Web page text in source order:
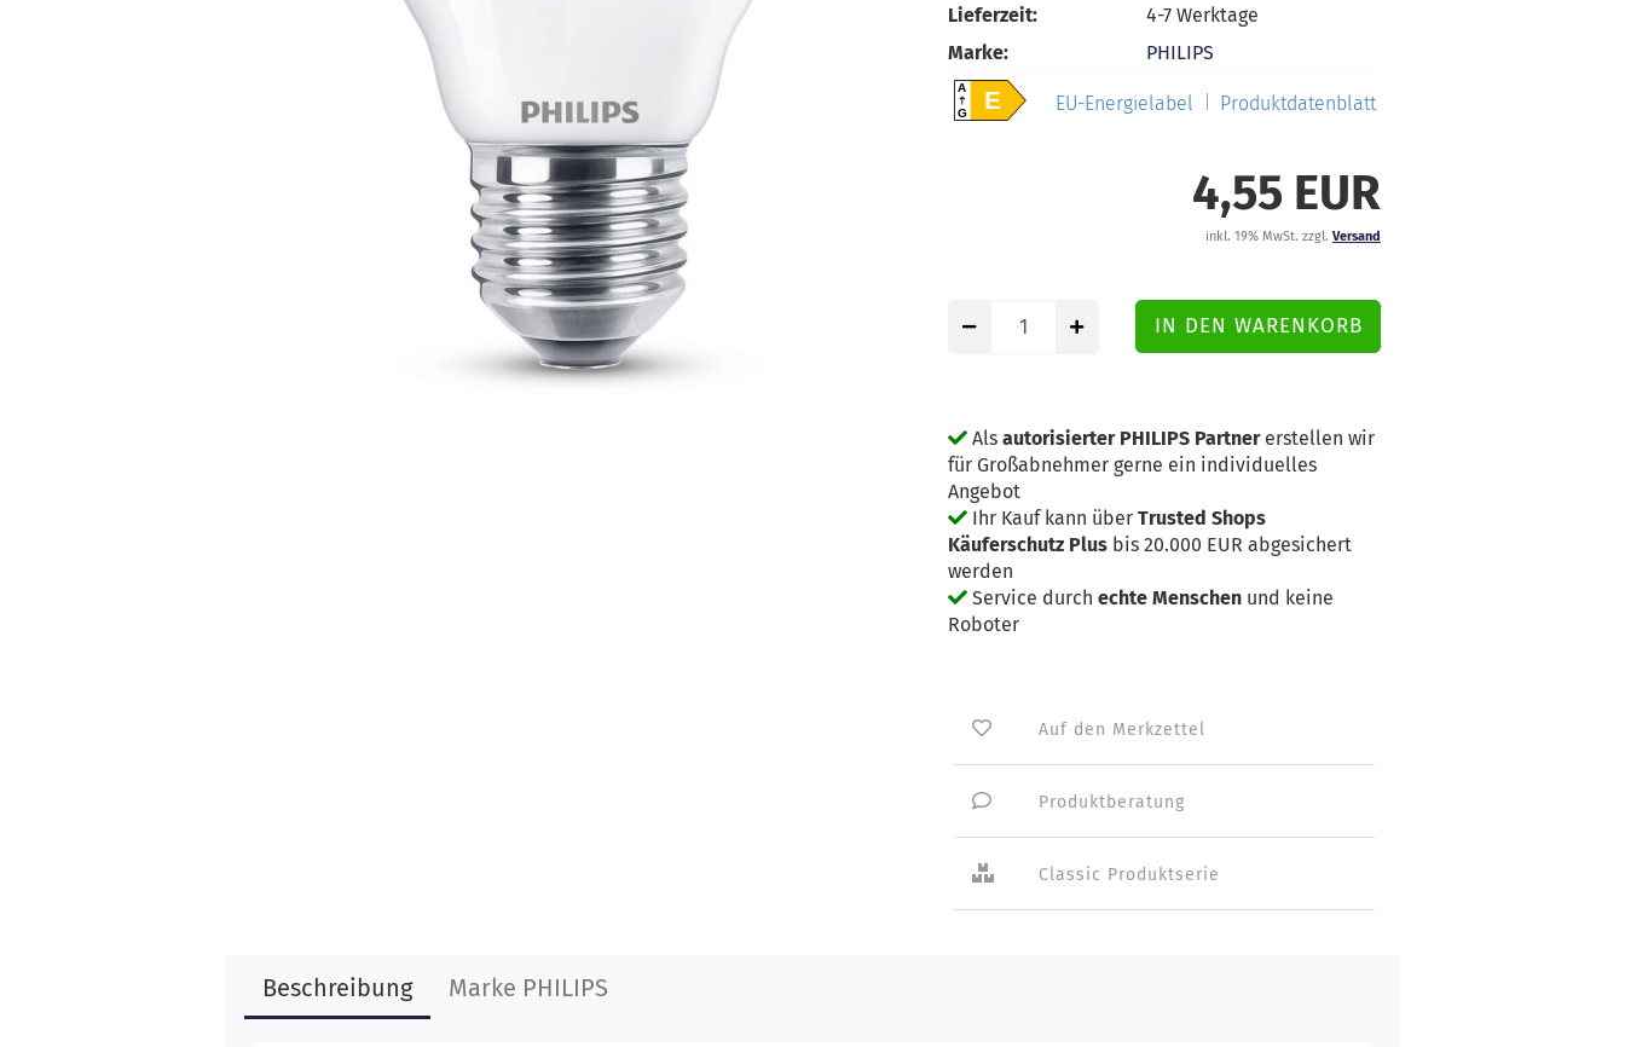
Lieferzeit:
4-7 Werktage
Marke:
PHILIPS
A
GE EU-Energielabel Produktdatenblatt
4,55 EUR
inkl. 19% MwSt. zzgl. Versand
Als autorisierter PHILIPS Partnererstellen wir
für Großabnehmer gerne ein individuelles
Angebot
Ihr Kauf kann über Trusted Shops
Käuferschutz Plus bis 20.000 EUR abgesichert
werden
Service durch echte Menschen und keine
Roboter
Auf den Merkzettel
Produktberatung
Classic Produktserie
Beschreibung Marke PHILIPS